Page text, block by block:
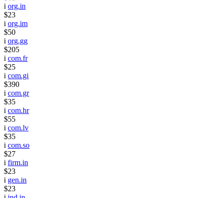
i org.in
$23
i org.im
$50
i org.gg
$205
i com.fr
$25
i com.gi
$390
i com.gr
$35
i com.hr
$55
i com.lv
$35
i com.so
$27
i firm.in
$23
i gen.in
$23